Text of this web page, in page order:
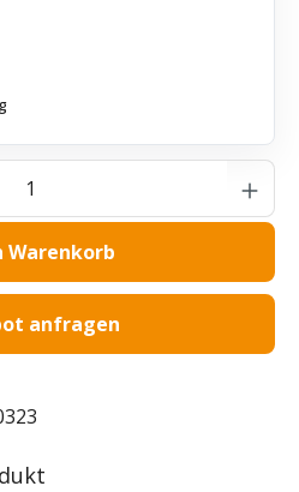
den gewünschten
Warenkorb
anfragen